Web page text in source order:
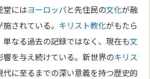
堂にはヨーロッパと先住民の文化が融
されている。 キリスト教化がもたら
単なる過去の記録ではなく、現在も文
響を与え続けている。新世界のキリス
代に至るまでの深い意義を持つ歴史的